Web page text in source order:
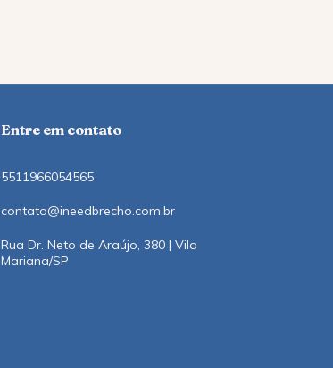
Entre em contato
5511966054565
contato@ineedbrecho.com.br
Rua Dr. Neto de Araújo, 380 | Vila
Mariana/SP